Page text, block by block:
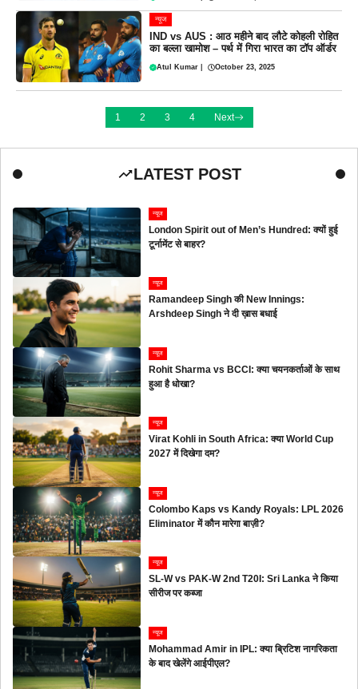
न्यूज
IND vs AUS : आठ महीने बाद लौटे कोहली रोहित
का बल्ला खामोश – पर्थ में गिरा भारत का टॉप ऑर्डर
Atul Kumar October 23, 2025
1 2 3 4 Next
LATEST POST
न्यूज
London Spirit out of Men’s Hundred: क्यों हुई
टूर्नामेंट से बाहर?
न्यूज
Ramandeep Singh की New Innings:
Arshdeep Singh ने दी ख़ास बधाई
न्यूज
Rohit Sharma vs BCCI: क्या चयनकर्ताओं के साथ
हुआ है धोखा?
न्यूज
Virat Kohli in South Africa: क्या World Cup
2027 में दिखेगा दम?
न्यूज
Colombo Kaps vs Kandy Royals: LPL 2026
Eliminator में कौन मारेगा बाज़ी?
न्यूज
SL-W vs PAK-W 2nd T20I: Sri Lanka ने किया
सीरीज पर कब्जा
न्यूज
Mohammad Amir in IPL: क्या ब्रिटिश नागरिकता
के बाद खेलेंगे आईपीएल?